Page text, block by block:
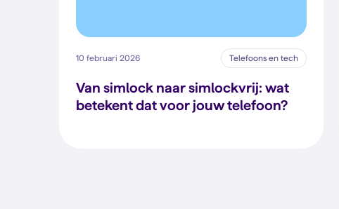
10 februari 2026 Telefoons en tech
Van simlock naar simlockvrij: wat
betekent dat voor jouw telefoon?